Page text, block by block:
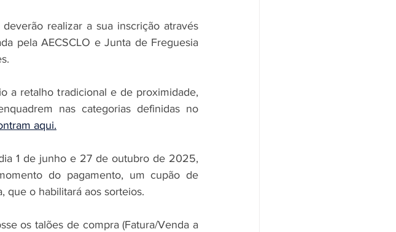
realizar a sua inscrição através
pela AECSCLO e Junta de Freguesia
a retalho tradicional e de proximidade,
nas categorias definidas no
aqui.
1 de junho e 27 de outubro de 2025,
do pagamento, um cupão de
que o habilitará aos sorteios.
os talões de compra (Fatura/Venda a